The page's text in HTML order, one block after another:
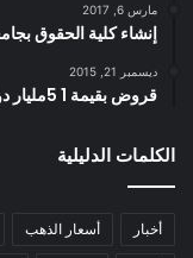
مارس 6, 2017
إنشاء كلية الحقوق
ديسمبر 21, 2015
قروض بقيمة 1 5مليار دولار لتنمية سيناء
الكلمات الدليلية
أخبار أسعار الذهب